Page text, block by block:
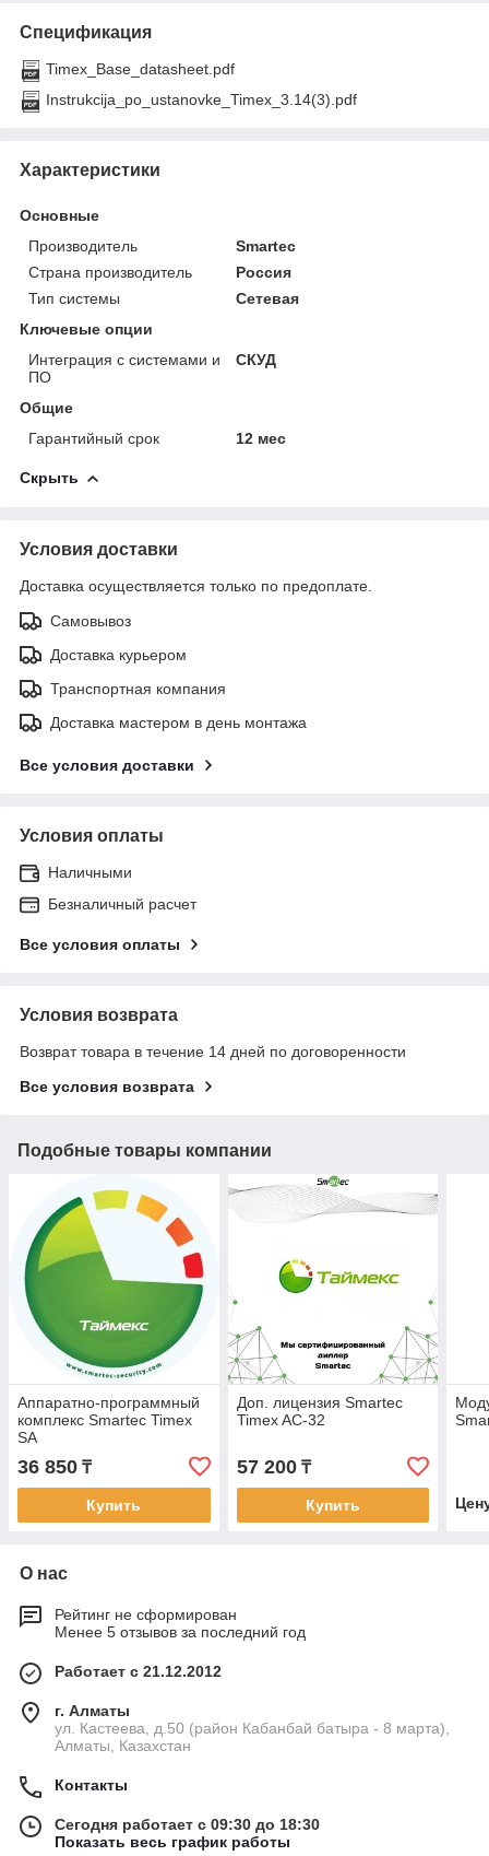
Спецификация
Timex_Base_datasheet.pdf
Instrukcija_po_ustanovke_Timex_3.14(3).pdf
Характеристики
Основные
Производитель
Smartec
Страна производитель
Россия
Тип системы
Сетевая
Ключевые опции
Интеграция с системами и
ПО
СКУД
Общие
Гарантийный срок
12 мес
Скрыть
Условия доставки
Доставка осуществляется только по предоплате.
Самовывоз
Доставка курьером
Транспортная компания
Доставка мастером в день монтажа
Все условия доставки
Условия оплаты
Наличными
Безналичный расчет
Все условия оплаты
Условия возврата
Возврат товара в течение 14 дней по договоренности
Все условия возврата
Подобные товары компании
Аппаратно-программный
комплекс Smartec Timex
SA
36 850 ₸
Купить
Доп. лицензия Smartec
Timex AC-32
57 200₸
Купить
О нас
Рейтинг не сформирован
Менее 5 отзывов за последний год
Работает с 21.12.2012
г. Алматы
ул. Кастеева, д.50 (район Кабанбай батыра - 8 марта),
Алматы, Казахстан
Контакты
Сегодня работает с 09:30 до 18:30
Показать весь график работы